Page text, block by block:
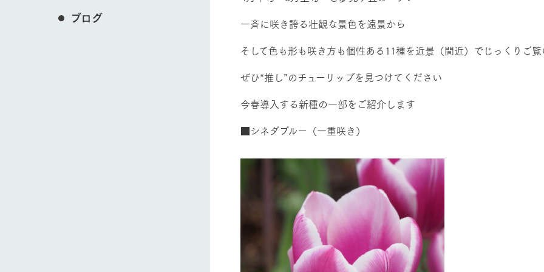
一斉に咲き誇る壮観な景色を遠景から
そして色も形も咲き方も個性ある11種を近景（間近）でじっくりご
ぜひ“推し”のチューリップを見つけてください
今春導入する新種の一部をご紹介します
■シネダブルー（一重咲き）
ブログ